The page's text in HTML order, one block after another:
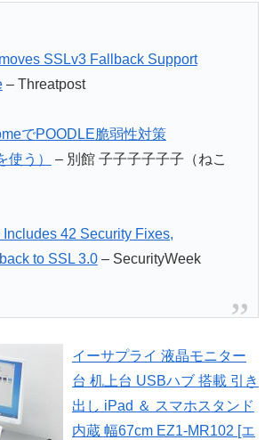
SSLv3 Fallback Support
– Threatpost
でPOODLE脆弱性対策
使う）
– 別館 子子子子子子（ねこ
42 Security Fixes,
to SSL 3.0– SecurityWeek
イーサプライ 液晶モニター
台 机上台 USBハブ 搭載 引き
出し iPad ＆ スマホスタンド
内蔵 幅67cm EZ1-MR102 [エ